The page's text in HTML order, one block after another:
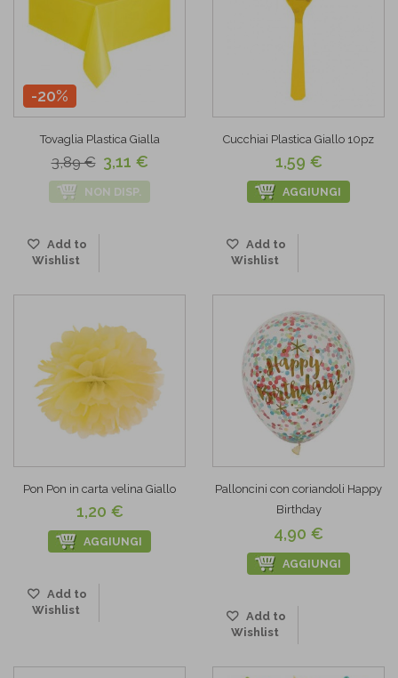
-20%
Tovaglia Plastica Gialla
3,89 € 3,11 €
NON DISP.
Add to
Wishlist
Cucchiai Plastica Giallo 10pz
1,59 €
AGGIUNGI
Add to
Wishlist
Pon Pon in carta velina Giallo
1,20 €
AGGIUNGI
Add to
Wishlist
Palloncini con coriandoli Happy
Birthday
4,90 €
AGGIUNGI
Add to
Wishlist